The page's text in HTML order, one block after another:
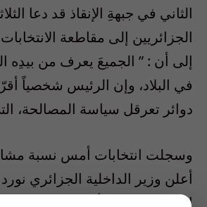
الثاني في جبهةِ الإنقاذ قد دعا
الجزائريين إلى مقاطعة الانتخابات
إلى أن : ” الجميعَ يعرف من بيدِه
في البلاد، وإن الرئيس شخصياً
دوائر تعرقل سياسة المصالحة،
وسجلت انتخابات أمس نسبة
أعلن وزير الداخلية الجزائري
اليوم ـ الجمعة ـ أن نسبةَ المشاركة